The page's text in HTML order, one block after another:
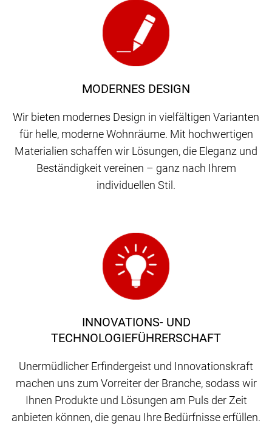
MODERNES DESIGN
Wir bieten modernes Design in vielfältigen Varianten
für helle, moderne Wohnräume. Mit hochwertigen
Materialien schaffen wir Lösungen, die Eleganz und
Beständigkeit vereinen – ganz nach Ihrem
individuellen Stil.
INNOVATIONS- UND
TECHNOLOGIEFÜHRERSCHAFT
Unermüdlicher Erfindergeist und Innovationskraft
machen uns zum Vorreiter der Branche, sodass wir
Ihnen Produkte und Lösungen am Puls der Zeit
anbieten können, die genau Ihre Bedürfnisse erfüllen.